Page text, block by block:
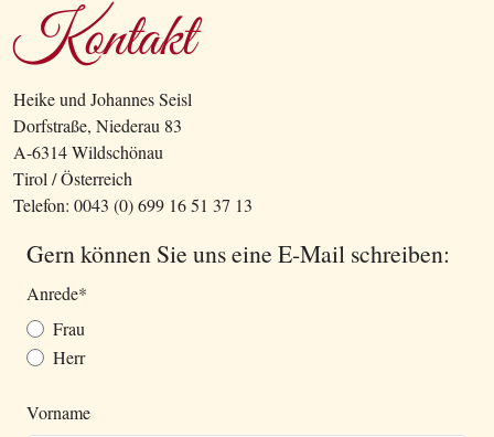
Kontakt
Heike und Johannes Seisl
Dorfstraße, Niederau 83
A-6314 Wildschönau
Tirol / Österreich
Telefon: 0043 (0) 699 16 51 37 13
Gern können Sie uns eine E-Mail schreiben:
Anrede*
Frau
Herr
Vorname